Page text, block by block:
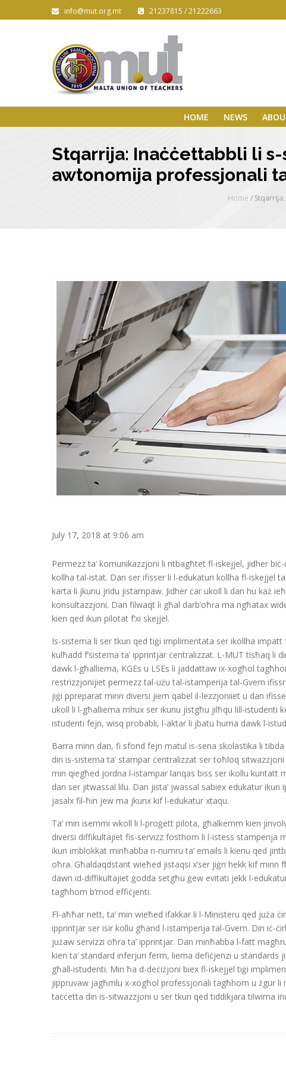
info@mut.org.mt 21237815 / 21222663
HOME NEWS
Stqarrija: Inaċċettabbli li
awtonomija professjonali
Home /
July 17, 2018 at 9:06 am
Permezz ta’ komunikazzjoni li ntbagħtet fl-iskejjel, jidher
kollha tal-istat. Dan ser ifisser li l-edukaturi kollha fl-iskejjel
karta li jkunu jridu jistampaw. Jidher ċar ukoll li dan hu każ
konsultazzjoni. Dan filwaqt li għal darb’oħra ma ngħatax
kien qed ikun pilotat f’xi skejjel.
Is-sistema li ser tkun qed tiġi implimentata ser ikollha
kulħadd f’sistema ta’ ipprintjar ċentralizzat. L-MUT tisħaq li
dawk l-għalliema, KGEs u LSEs li jaddattaw ix-xogħol
restrizzjonijiet permezz tal-użu tal-istamperija tal-Gvern
jiġi ppreparat minn diversi jiem qabel il-lezzjoniiet u dan
ukoll li l-għalliema mhux ser ikunu jistgħu jilħqu lill-istudenti
istudenti fejn, wisq probabli, l-aktar li jbatu huma dawk l-
Barra minn dan, fi sfond fejn matul is-sena skolastika li
din is-sistema ta’ stampar ċentralizzat ser toħloq
min qiegħed jordna l-istampar lanqas biss ser ikollu kuntatt
dan ser jitwassal lilu. Dan jista’ jwassal sabiex edukatur
jasalx fil-ħin jew ma jkunx kif l-edukatur xtaqu.
Ta’ min isemmi wkoll li l-proġett pilota, għalkemm kien
diversi diffikultajiet fis-servizz fosthom li l-istess stamperija
ikun imblokkat minħabba n-numru ta’ emails li kienu qed
oħra. Għaldaqdstant wieħed jistaqsi x’ser jiġri hekk kif
dawn id-diffikultajiet ġodda setgħu ġew evitati jekk l-
tagħhom b’mod effiċjenti.
Fl-aħħar nett, ta’ min wieħed ifakkar li l-Ministeru qed juża
ipprintjar ser isir kollu għand l-istamperija tal-Gvern. Din iċ-
jużaw servizzi oħra ta’ ipprintjar. Dan minħabba l-fatt
kien ta’ standard inferjuri ferm, liema defiċjenzi u
għall-istudenti. Min ħa d-deċiżjoni biex fl-iskejjel tiġi
jippruvaw jagħmlu x-xogħol professjonali tagħhom u żgur
taċċetta din is-sitwazzjoni u ser tkun qed tiddikjara tilwima